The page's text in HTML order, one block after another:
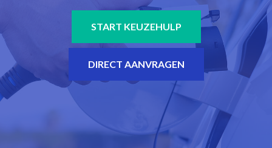
START KEUZEHULP
DIRECT AANVRAGEN